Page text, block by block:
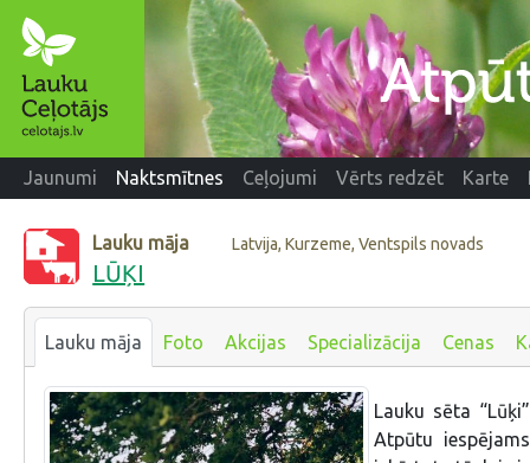
Jaunumi Naktsmītnes Ceļojumi Vērts redzēt Karte
Lauku māja Latvija, Kurzeme, Ventspils novads
LŪĶI
Lauku māja Foto Akcijas Specializācija Cenas
Lauku sēta
Atpūtu